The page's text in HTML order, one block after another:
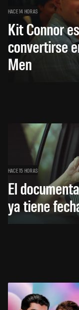
HACE 14 HORAS
Kit Connor
convertirse
Men
HACE 15 HORAS
El
ya tiene